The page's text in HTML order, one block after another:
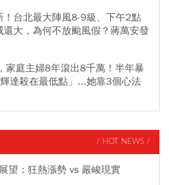
！台北最大陣風8-9級、下午2點
大，為何不放颱風假？蔣萬安發
家庭主婦8年滾出8千萬！半年暴
達殺在最低點」...她靠3個心法
/ HOT NEWS /
望：狂熱漲勢 vs 嚴峻現實